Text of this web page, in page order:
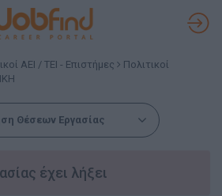
ΑΕΙ / ΤΕΙ - Επιστήμες
Πολιτικοί
Θέσεων Εργασίας
έχει λήξει